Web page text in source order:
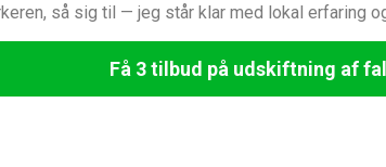
så sig til — jeg står klar med lokal erfaring
Få 3 tilbud på udskiftning af